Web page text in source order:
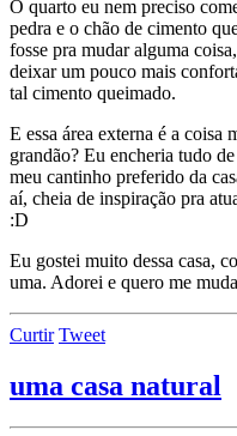
O quarto eu nem preciso
pedra e o chão de cimento
fosse pra mudar alguma
deixar um pouco mais
tal cimento queimado.
E essa área externa é a coisa
grandão? Eu encheria tudo
meu cantinho preferido da
aí, cheia de inspiração pra
:D
Eu gostei muito dessa casa,
uma. Adorei e quero me
Curtir Tweet
uma casa natural